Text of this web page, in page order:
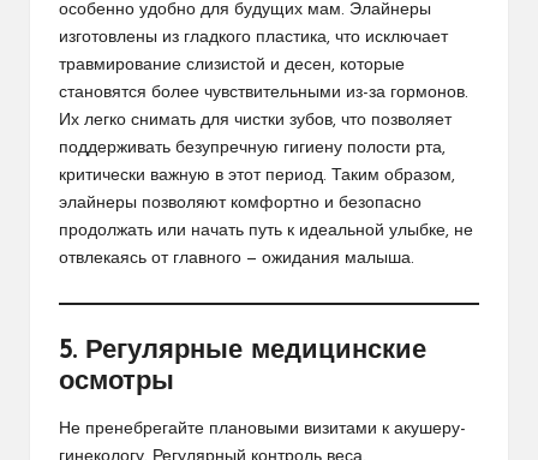
особенно удобно для будущих мам. Элайнеры
изготовлены из гладкого пластика, что исключает
травмирование слизистой и десен, которые
становятся более чувствительными из-за гормонов.
Их легко снимать для чистки зубов, что позволяет
поддерживать безупречную гигиену полости рта,
критически важную в этот период. Таким образом,
элайнеры позволяют комфортно и безопасно
продолжать или начать путь к идеальной улыбке, не
отвлекаясь от главного — ожидания малыша.
5. Регулярные медицинские
осмотры
Не пренебрегайте плановыми визитами к акушеру-